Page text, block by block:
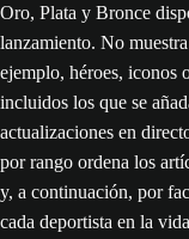
Oro, Plata y Bronce
lanzamiento. No
ejemplo, héroes, iconos
incluidos los que se
actualizaciones en
por rango ordena los
y, a continuación, por
cada deportista en la